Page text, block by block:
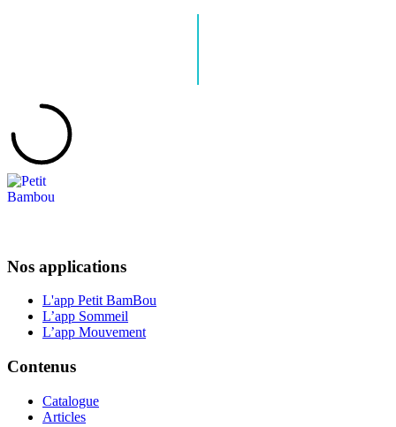
Nos applications
L'app Petit BamBou
L’app Sommeil
L’app Mouvement
Contenus
Catalogue
Articles